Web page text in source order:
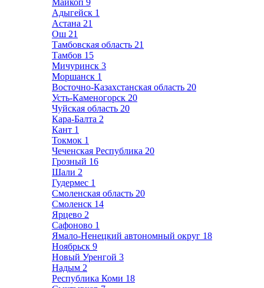
Майкоп 9
Адыгейск 1
Астана 21
Ош 21
Тамбовская область 21
Тамбов 15
Мичуринск 3
Моршанск 1
Восточно-Казахстанская область 20
Усть-Каменогорск 20
Чуйская область 20
Кара-Балта 2
Кант 1
Токмок 1
Чеченская Республика 20
Грозный 16
Шали 2
Гудермес 1
Смоленская область 20
Смоленск 14
Ярцево 2
Сафоново 1
Ямало-Ненецкий автономный округ 18
Ноябрьск 9
Новый Уренгой 3
Надым 2
Республика Коми 18